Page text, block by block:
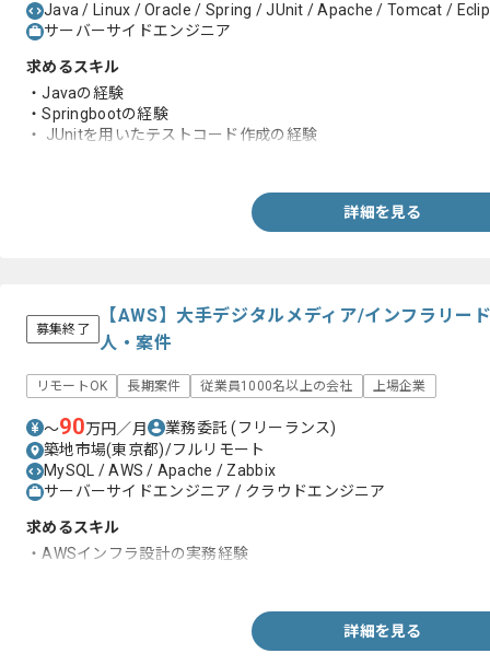
Java / Linux / Oracle / Spring / JUnit / Apache / Tomcat /
サーバーサイドエンジニア
求めるスキル
・Javaの経験
・Springbootの経験
・ JUnitを用いたテストコード作成の経験
詳細を見る
募集終了
【AWS】大手デジタルメディア/インフラリー
人・案件
リモートOK 長期案件 従業員1000名以上の会社 上場企業
〜90万円／月 業務委託(フリーランス)
築地市場(東京都)/フルリモート
MySQL / AWS / Apache / Zabbix
サーバーサイドエンジニア / クラウドエンジニア
求めるスキル
・AWSインフラ設計の実務経験
詳細を見る